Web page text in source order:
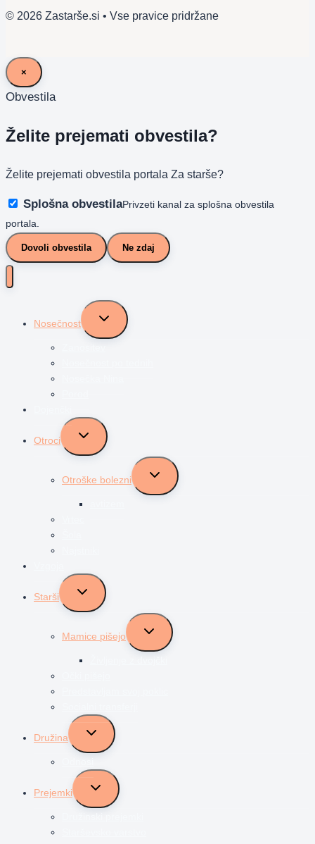
© 2026 Zastarše.si • Vse pravice pridržane
×
Obvestila
Želite prejemati obvestila?
Želite prejemati obvestila portala Za starše?
Splošna obvestilaPrivzeti kanal za splošna obvestila
portala.
Dovoli obvestila Ne zdaj
Nosečnost
Toggle
child
menu
Otroci
Toggle
child
menu
Otroške bolezni
Toggle
child
menu
Starši
Toggle
child
menu
Mamice pišejo
Toggle
child
menu
Družina
Toggle
child
menu
Prejemki
Toggle
child
menu